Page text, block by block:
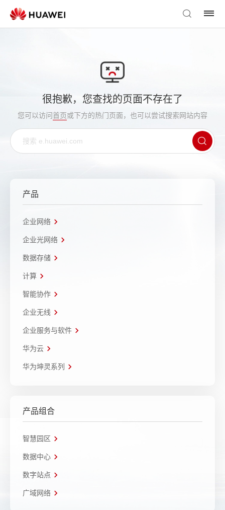
很抱歉，您查找的页面不存在了
您可以访问首页或下方的热门页面，也可以尝试搜索网站内容
产品
企业网络
企业光网络
数据存储
计算
智能协作
企业无线
企业服务与软件
华为云
华为坤灵系列
产品组合
智慧园区
数据中心
数字站点
广域网络